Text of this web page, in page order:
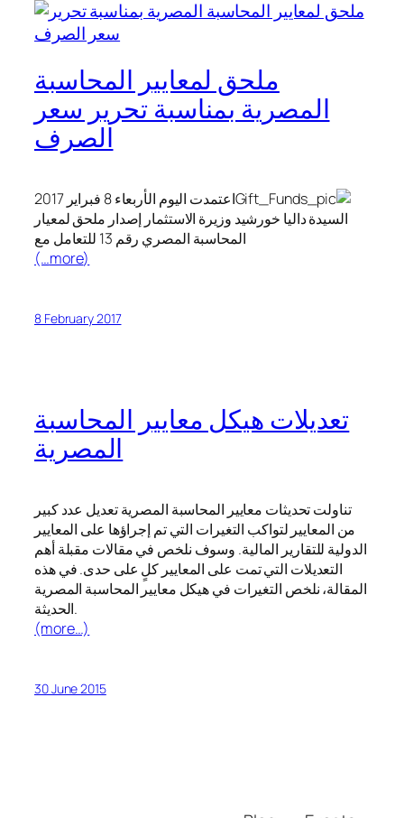
ملحق لمعايير المحاسبة
المصرية بمناسبة تحرير سعر
الصرف
اعتمدت اليوم الأربعاء 8 فبراير 2017
السيدة داليا خورشيد وزيرة الاستثمار إصدار ملحق لمعيار
المحاسبة المصري رقم 13 للتعامل مع
(more…)
8 February 2017
تعديلات هيكل معايير المحاسبة
المصرية
تناولت تحديثات معايير المحاسبة المصرية تعديل عدد كبير
من المعايير لتواكب التغيرات التي تم إجراؤها على المعايير
الدولية للتقارير المالية. وسوف نلخص في مقالات مقبلة أهم
التعديلات التي تمت على المعايير كلٍ على حدى. في هذه
المقالة، نلخص التغيرات في هيكل معايير المحاسبة المصرية
الحديثة.
(more…)
30 June 2015